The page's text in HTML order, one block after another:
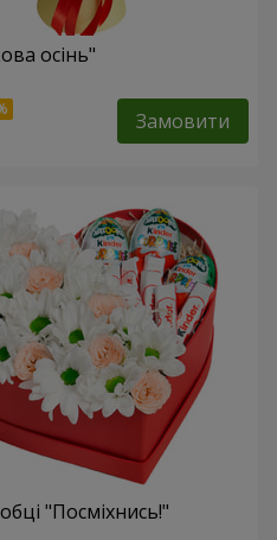
осінь"
Замовити
"Посміхнись!"